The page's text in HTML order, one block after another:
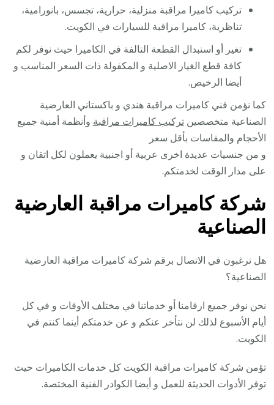
تركيب كاميرا مراقبة منزلية، حرارية، تجسس، بانورامية،
تناظرية، كاميرا مراقبة للسيارات في الكويت.
تغير أو استبدال القطعة التالفة في الكاميرا حيث نوفر لكم
كافة قطع الغيار الاصلية و المكفولة ذات السعر المناسب و
أيضا الرخيص.
كما نؤمن فني كاميرات مراقبة هندي و باكستاني العارضية
الصناعية متخصصينتركيب كاميرات مراقبة وأنظمة أمنية جميع
الأحجام والمقاسات بأقل سعر
و من جنسيات عديدة اخرى عربية أو اجنبية يعملون لكل اتقان و
على مدار الوقت لخدمتكم.
شركة كاميرات مراقبة العارضية
الصناعية
هل ترغبون في الاتصال برقم شركة كاميرات مراقبة العارضية
الصناعية؟
نحن نوفر جميع ارقامنا أو خدماتنا في مختلف الأوقات و في كل
أيام الأسبوع لذلك لن نتأخر عنكم و عن خدمتكم أينما كنتم في
الكويت.
تؤمن شركة كاميرات مراقبة الكويت كل خدمات الكاميرات حيث
توفر الأدوات الحديثة للعمل و أيضا الكوادر الفنية المختصة.